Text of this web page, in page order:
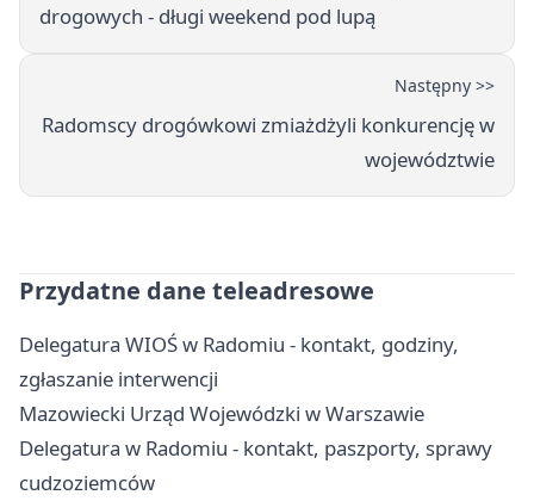
drogowych - długi weekend pod lupą
Następny >>
Radomscy drogówkowi zmiażdżyli konkurencję w
województwie
Przydatne dane teleadresowe
Delegatura WIOŚ w Radomiu - kontakt, godziny,
zgłaszanie interwencji
Mazowiecki Urząd Wojewódzki w Warszawie
Delegatura w Radomiu - kontakt, paszporty, sprawy
cudzoziemców